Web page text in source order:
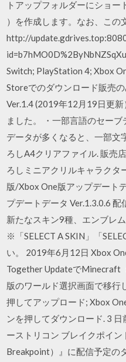
トアップフォルダーにショ
）を作成します。なお、この
http://
Switch; PlayStation 4; Xbox
Storeでのダウンロード販売
Ver.1.4 (2019年12月19日更
ました。 ・一部言語のセー
データが多くなると、一部文
ろしA4クリアファイル. 販売
ろしミニアクリルキャラクタ
版/Xbox One版アップデート
プデートデータ Ver.1.3.0.6 配
新たなスキン9種、エンブレ
※「SELECT A SKIN」「
い。 2019年6月12日 Xbox
Together UpdateでMinecraft
版のワールド選択画面で移行
押してアップロード; Xbox
ンを押してダウンロード. 3
ーストリコン ブレイクポイン
Breakpoint）』に配信予定の